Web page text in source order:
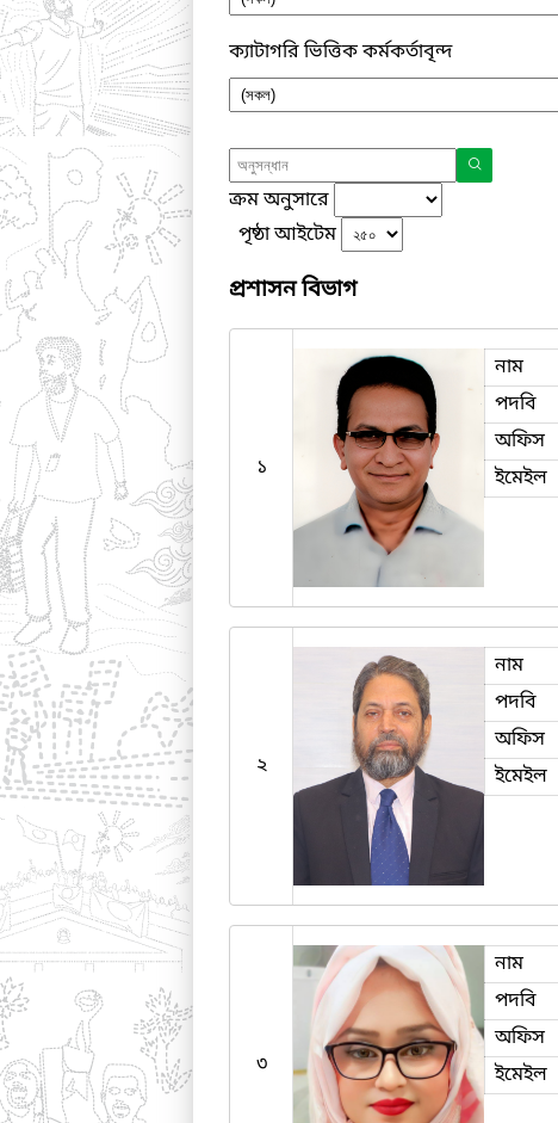
ক্যাটাগরি ভিত্তিক কর্মকর্তাবৃন্দ
ক্রম অনুসারে
পৃষ্ঠা আইটেম
প্রশাসন বিভাগ
১
নাম
পদবি
অফিস
ইমেইল
২
নাম
পদবি
অফিস
ইমেইল
৩
নাম
পদবি
অফিস
ইমেইল